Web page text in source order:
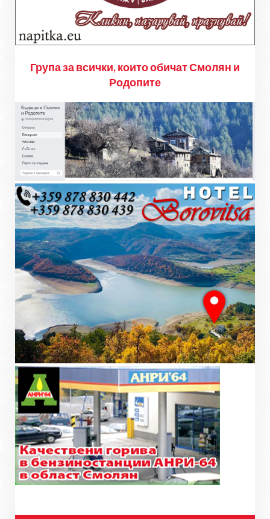
Група за всички, които обичат Смолян и
Родопите